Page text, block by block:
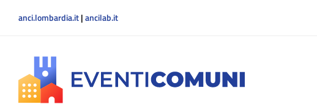
anci.lombardia.it|ancilab.it